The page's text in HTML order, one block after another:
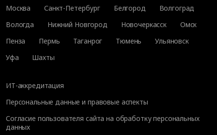
Москва
Санкт-Петербург Белгород
Волгоград
Вологда
Нижний Новгород Новочеркасск
Омск
Пенза
Пермь Таганрог Тюмень
Ульяновск
Уфа
Шахты
ИТ-аккредитация
Персональные данные и правовые аспекты
Согласие пользователя сайта на обработку персональных
данных